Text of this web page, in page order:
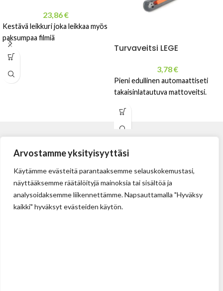
Arvostamme yksityisyyttäsi
Käytämme evästeitä parantaaksemme selauskokemustasi,
näyttääksemme räätälöityjä mainoksia tai sisältöä ja
analysoidaksemme liikennettämme. Napsauttamalla "Hyväksy
kaikki" hyväksyt evästeiden käytön.
23,86€
Kestävä leikkuri joka leikkaa myös
paksumpaa filmiä
Turvaveitsi LEGE
3,78€
Pieni edullinen automaattiseti
takaisinlatautuva mattoveitsi.
Tehdas